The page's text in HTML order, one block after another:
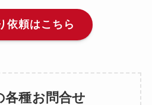
依頼はこちら
各種お問合せ